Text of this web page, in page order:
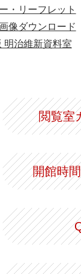
・リーフレット
像ダウンロード
明治維新資料室
閲覧室
開館時